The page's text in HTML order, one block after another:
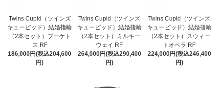
Twins Cupid（ツインズ
キューピッド）結婚指輪
（2本セット）ブーケト
ス RF
186,000円(税込204,600
円)
Twins Cupid（ツインズ
キューピッド）結婚指輪
（2本セット）ミルキー
ウェイ RF
264,000円(税込290,400
円)
Twins Cupid（ツインズ
キューピッド）結婚指輪
（2本セット）スウィー
トオペラ RF
224,000円(税込246,400
円)